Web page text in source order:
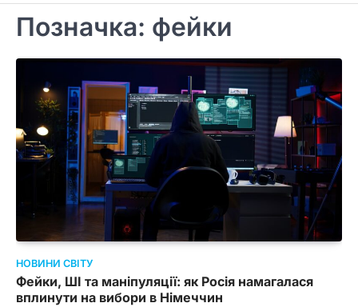
Позначка: фейки
НОВИНИ СВІТУ
Фейки, ШІ та маніпуляції: як Росія намагалася
вплинути на вибори в Німеччин